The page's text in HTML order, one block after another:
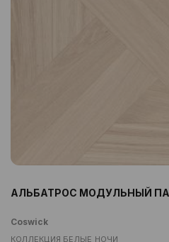
АЛЬБАТРОС МОДУЛЬНЫЙ
Coswick
КОЛЛЕКЦИЯ БЕЛЫЕ НОЧИ